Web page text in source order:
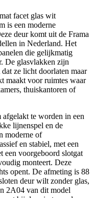
facet glas wit
is een moderne
deur komt uit de Frama
in Nederland. Het
die gelijkmatig
De glasvlakken zijn
ze licht doorlaten maar
maakt voor ruimtes waar
thuiskantoren of
te worden in een
lijnenspel en de
moderne of
en stabiel, met een
een voorgeboord slotgat
monteert. Deze
opent. De afmeting is 88
deur wilt zonder glas,
2A04 van dit model